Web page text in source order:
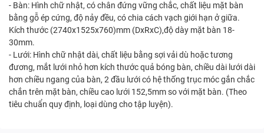
- Bàn: Hình chữ nhật, có chân đứng vững chắc, chất liệu mặt bàn
bằng gỗ ép cứng, độ nảy đều, có chia cách vạch giới hạn ở giữa.
Kích thước (2740x1525x760)mm (DxRxC),độ dày mặt bàn 18-
30mm.
- Lưới: Hình chữ nhật dài, chất liệu bằng sợi vải dù hoặc tương
đương, mắt lưới nhỏ hơn kích thước quả bóng bàn, chiều dài lưới dài
hơn chiều ngang của bàn, 2 đầu lưới có hệ thống trục móc gắn chắc
chắn trên mặt bàn, chiều cao lưới 152,5mm so với mặt bàn. (Theo
tiêu chuẩn quy định, loại dùng cho tập luyện).